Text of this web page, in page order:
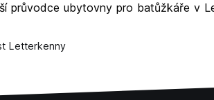
průvodce ubytovny pro batůžkáře v
Letterkenny